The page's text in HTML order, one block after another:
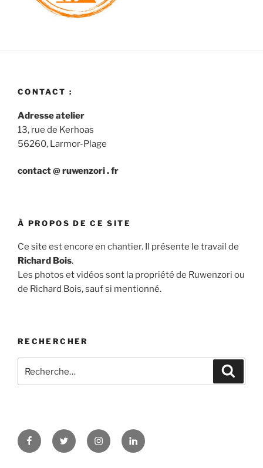
CONTACT :
Adresse atelier
13, rue de Kerhoas
56260, Larmor-Plage
contact @ ruwenzori . fr
À PROPOS DE CE SITE
Ce site est encore en chantier. Il présente le travail de
Richard Bois.
Les photos et vidéos sont la propriété de Ruwenzori ou
de Richard Bois, sauf si mentionné.
RECHERCHER
pour
FacebookTwitter InstagramLinkedIn